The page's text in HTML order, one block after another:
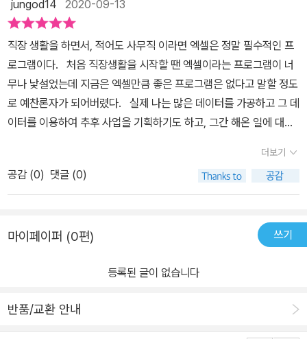
이터 통합, 데이터 추출, 고급필터, 매크로, 함수, 차트로구성되어 있
습니다. 기준 데이터를 바탕으로 필요한 정보를 추출하는 방법을 알
려주고 있습니다. 기본 비교에서부터 피봇 테이블, 필터 등에 대해서
단순히 한 가지예시만 보여주고 끝나는 것이 아닌 다양하게 데이터를
변경해 가면서 활용하는 방법을 알려주고 있습니다. 예를들어 VLOO
KUP 함수를 사용하여 정보를 가져오고, 이럴때 발생하는 #N/A 오
을 변경해가면서 결과를 보여주는 등 한가지 기능에 대해 여러가지
활용법을 알려주고 있습니다.결 론엑셀데이터분석을 위한 실무자를
위한 책이다 보니 엑셀 관련 기초 내용(기호입력, 페이지 설정, 인쇄
언젠가는 익혀야 할 내용들로 가득 차 있고 이 내용들만 알아도 업무
에 많은 도움이 되리라 생각합니다. 군더더기없는 내용과 주어진 예
를 따라하며 해당 기능이 필요한 이유와 사용 방법을 자연스럽게 익
이지 데이터를 분석하고 예측하는 방법을 알려주는 책은 아닙니다.*
jungod14 2020-09-13
직장 생활을 하면서, 적어도 사무직 이라면 엑셀은 정말 필수적인 프
로그램이다. 처음 직장생활을 시작할 땐 엑셀이라는 프로그램이 너
무나 낯설었는데 지금은 엑셀만큼 좋은 프로그램은 없다고 말할 정도
로 예찬론자가 되어버렸다. 실제 나는 많은 데이터를 가공하고 그 데
이터를 이용하여 추후 사업을 기획하기도 하고, 그간 해온 일에 대한
분석'에 with 엑셀이라는 제목을 보고, 내가 그간 스스로 해왔던 일들
에 대해 점검해볼 수 있는 시간을 가졌다. 이 책을 보기에 적정한 독
자는 1. 데이터 분석 초보자, 2. 데이터 분석 준전문가, 3.데이터 분
에 적당하다. 책의 구성은 크게 두가지로 나뉜다. 첫번째 파트는 '데이
이런 구성을 해놨는지를 알 수 있었다. 실제로 우리는 많은 데이터를
곤 하는데, 이 책은 데이터를 분석하기 전에 최적의 데이터 구성상태
더보기
공감 (0) 댓글 (0)
마이페이퍼 (0편) 쓰기
등록된 글이 없습니다
반품/교환 안내